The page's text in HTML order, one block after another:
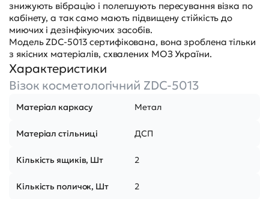
знижують вібрацію і полегшують пересування візка по
кабінету, а так само мають підвищену стійкість до
миючих і дезінфікуючих засобів.
Модель ZDC-5013 сертифікована, вона зроблена тільки
з якісних матеріалів, схвалених МОЗ України.
Характеристики
Візок косметологічний ZDC-5013
Матеріал каркасу Метал
Матеріал стільниці ДСП
Кількість ящиків, Шт 2
Кількість поличок, Шт 2